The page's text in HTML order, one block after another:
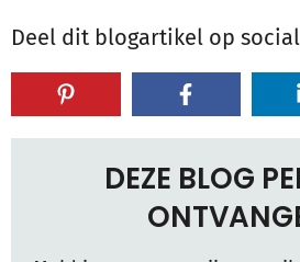
Deel dit blogartikel op
DEZE BLOG